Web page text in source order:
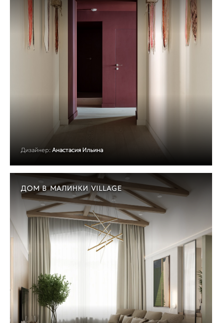
Дизайнер: Анастасия Ильина
ДОМ В МАЛИНКИ VILLAGE